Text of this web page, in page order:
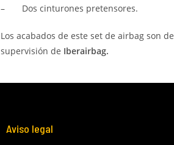
– Dos cinturones pretensores.
Los acabados de este set de airbag son de
supervisión de Iberairbag.
Aviso legal